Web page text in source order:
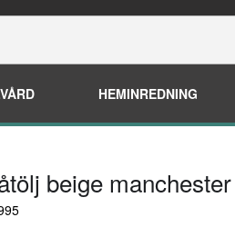
HEMINREDNING
beige manchester